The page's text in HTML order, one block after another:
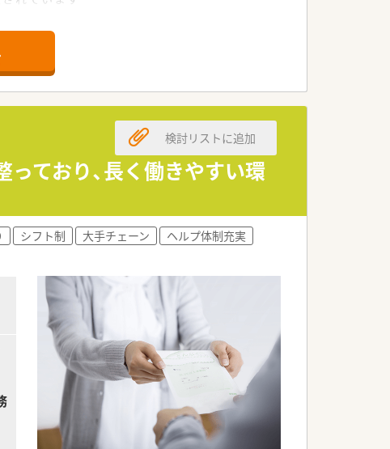
舗」など様々な店舗を運営しています
界最多の51店舗設置しています
一人ひとりが働きやすい環境が整備されて
ており、長く働きやすい環
検討リストに追加
シフト制 大手チェーン
ヘルプ体制充実